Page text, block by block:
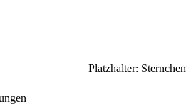
Platzhalter: